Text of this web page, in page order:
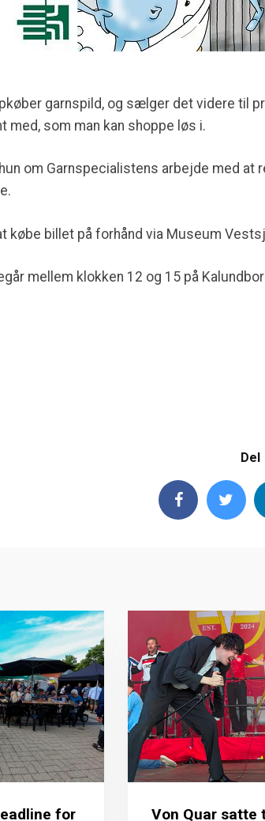
garnspild, og sælger det videre til
med, som man kan shoppe løs i.
om Garnspecialistens arbejde med at
købe billet på forhånd via Museum
mellem klokken 12 og 15 på
Del
for Von Quar satte